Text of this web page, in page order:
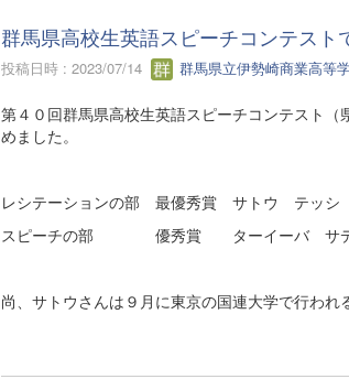
群馬県高校生英語スピーチコンテスト
投稿日時 : 2023/07/14 群馬県立伊勢崎商業高等
第４０回群馬県高校生英語スピーチコンテスト
めました。
レシテーションの部 最優秀賞 サトウ テッシ
スピーチの部 優秀賞 ターイーバ サデ
尚、サトウさんは９月に東京の国連大学で行われ